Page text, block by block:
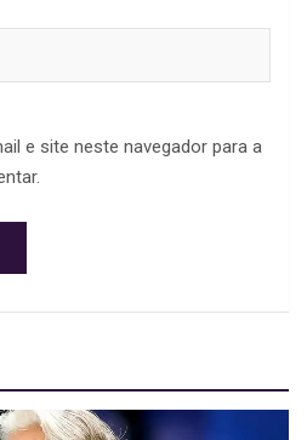
e site neste navegador para a